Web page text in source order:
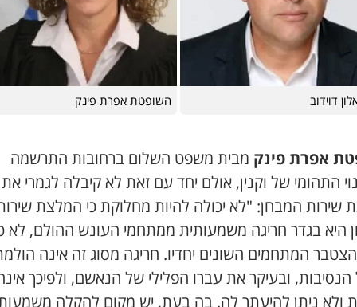
דוידוב השופטת אפרת פינק
אפרת פינק מבית משפט השלום ברחובות התרשמה
התהומי של וקנין, אולם יחד עם זאת לא קיבלה לגמרי את
שירות המבחן: "לא יכולה להיות מחלוקת כי המלצת
היא בגדר חריגה משמעותית ממתחמי העונש ההולם, לא
המתחמים השונים יחדיו. חריגה מסוג זה אינה
הנסיבות, ובעיקר את עברו הפלילי של הנאשם, ולפיכך
ולא ניתן להיעתר לה. בה בעת, יש מקום להקלה